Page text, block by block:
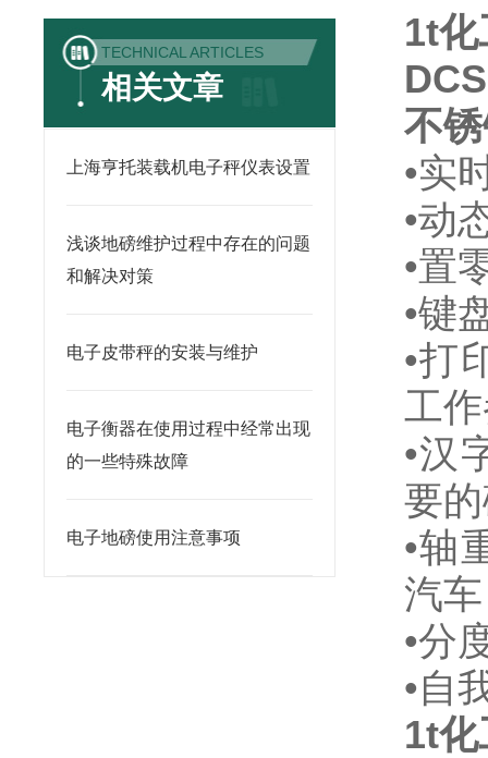
TECHNICAL ARTICLES
相关文章
上海亨托装载机电子秤仪表设置
浅谈地磅维护过程中存在的问题
和解决对策
电子皮带秤的安装与维护
电子衡器在使用过程中经常出现
的一些特殊故障
电子地磅使用注意事项
1t化
不
•实
•动
•置
•键
•打
工
•汉
要
•轴
汽车
•分
•自
1t化